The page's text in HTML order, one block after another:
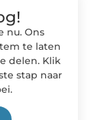
nu. Ons
te laten
delen. Klik
stap naar